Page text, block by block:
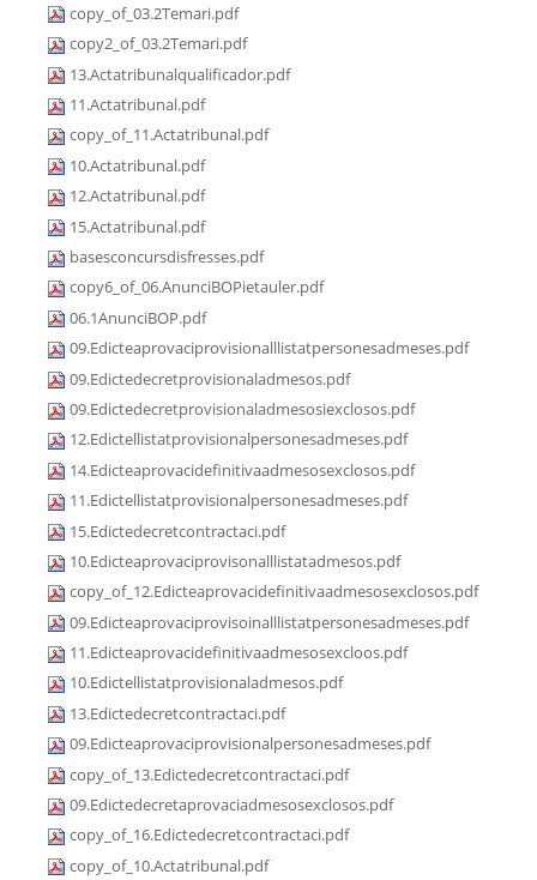
copy_of_03.2Temari.pdf
copy2_of_03.2Temari.pdf
13.Actatribunalqualificador.pdf
11.Actatribunal.pdf
copy_of_11.Actatribunal.pdf
10.Actatribunal.pdf
12.Actatribunal.pdf
15.Actatribunal.pdf
basesconcursdisfresses.pdf
copy6_of_06.AnunciBOPietauler.pdf
06.1AnunciBOP.pdf
09.Edicteaprovaciprovisionalllistatpersonesadmeses.pdf
09.Edictedecretprovisionaladmesos.pdf
09.Edictedecretprovisionaladmesosiexclosos.pdf
12.Edictellistatprovisionalpersonesadmeses.pdf
14.Edicteaprovacidefinitivaadmesosexclosos.pdf
11.Edictellistatprovisionalpersonesadmeses.pdf
15.Edictedecretcontractaci.pdf
10.Edicteaprovaciprovisonalllistatadmesos.pdf
copy_of_12.Edicteaprovacidefinitivaadmesosexclosos.pdf
09.Edicteaprovaciprovisoinalllistatpersonesadmeses.pdf
11.Edicteaprovacidefinitivaadmesosexcloos.pdf
10.Edictellistatprovisionaladmesos.pdf
13.Edictedecretcontractaci.pdf
09.Edicteaprovaciprovisionalpersonesadmeses.pdf
copy_of_13.Edictedecretcontractaci.pdf
09.Edictedecretaprovaciadmesosexclosos.pdf
copy_of_16.Edictedecretcontractaci.pdf
copy_of_10.Actatribunal.pdf